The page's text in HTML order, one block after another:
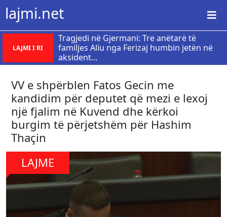
lajmi.net
LAJMI I RI
Tragjedi në Gjermani: Tre anëtarë të
familjes Aliu nga Ferizaj humbin jetën në
aksident...
VV e shpërblen Fatos Gecin me
kandidim për deputet që mezi e lexoj
një fjalim në Kuvend dhe kërkoi
burgim të përjetshëm për Hashim
Thaçin
LAJME